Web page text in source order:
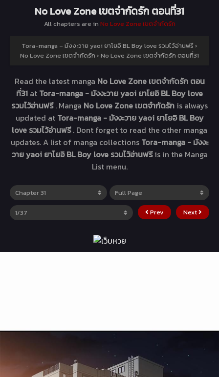
No Love Zone เขตจำกัดรัก ตอนที่31
All chapters are in No Love Zone เขตจำกัดรัก
Tora-manga – มังงะวาย yaoi ยาโยอิ BL Boy love รวมไว้อ่านฟรี ›
No Love Zone เขตจำกัดรัก › No Love Zone เขตจำกัดรัก ตอนที่31
Read the latest manga No Love Zone เขตจำกัดรัก ตอน
ที่31 at Tora-manga - มังงะวาย yaoi ยาโยอิ BL Boy love
รวมไว้อ่านฟรี. Manga No Love Zone เขตจำกัดรัก is always
updated at Tora-manga - มังงะวาย yaoi ยาโยอิ BL Boy
love รวมไว้อ่านฟรี. Dont forget to read the other manga
updates. A list of manga collections Tora-manga - มังงะ
วาย yaoi ยาโยอิ BL Boy love รวมไว้อ่านฟรีis in the Manga
List menu.
Prev Next